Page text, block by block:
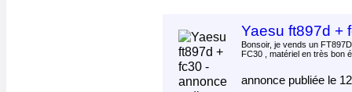
Yaesu ft897d +
Bonsoir, je vends un
FC30 , matériel en très bon
annonce publiée le